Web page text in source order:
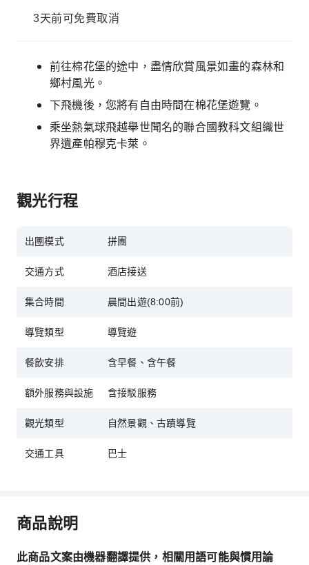
3天前可免費取消
前往棉花堡的途中，盡情欣賞風景如畫的森林和
鄉村風光。
下飛機後，您將有自由時間在棉花堡遊覽。
乘坐熱氣球飛越舉世聞名的聯合國教科文組織世
界遺產帕穆克卡萊。
觀光行程
出圑模式 拼團
交通方式 酒店接送
集合時間 晨間出遊(8:00前)
導覽類型 導覽遊
餐飲安排 含早餐、含午餐
額外服務與設施 含接駁服務
觀光類型 自然景觀、古蹟導覽
交通工具 巴士
商品說明
此商品文案由機器翻譯提供，相關用語可能與慣用論